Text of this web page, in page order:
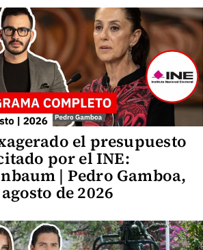
el presupuesto
por el INE:
| Pedro Gamboa,
de 2026